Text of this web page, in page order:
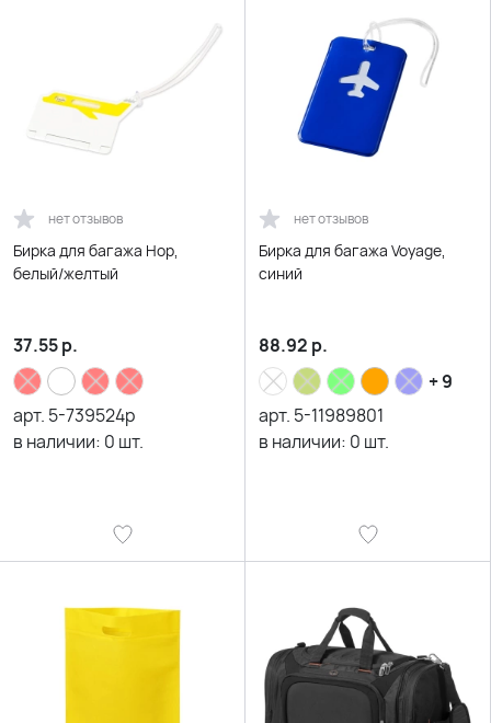
нет отзывов
Бирка для багажа Hop,
белый/желтый
37.55р.
арт. 5-739524p
в наличии: 0 шт.
нет отзывов
Бирка для багажа Voyage,
синий
88.92 р.
+ 9
арт. 5-11989801
в наличии: 0 шт.